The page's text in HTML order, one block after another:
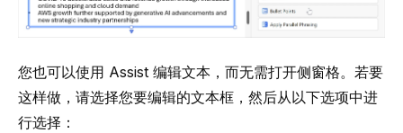
您也可以使用 Assist 编辑文本，而无需打开侧窗格。若要
这样做，请选择您要编辑的文本框，然后从以下选项中进
行选择：